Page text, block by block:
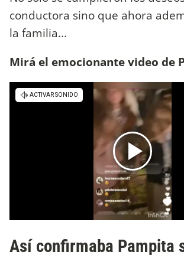
conductora sino que ahora
la familia...
Mirá el emocionante video de
Así confirmaba Pampita